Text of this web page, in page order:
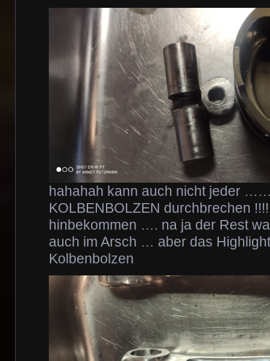
hahahah kann auch nicht jeder
KOLBENBOLZEN durchbrechen
hinbekommen …. na ja der Rest
auch im Arsch … aber das
Kolbenbolzen